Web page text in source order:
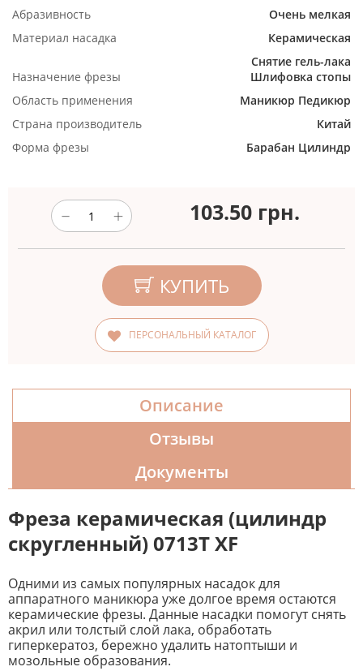
Абразивность
Очень мелкая
Материал насадка
Керамическая
Назначение фрезы
Снятие гель-лака
Шлифовка стопы
Область применения
Маникюр Педикюр
Страна производитель
Китай
Форма фрезы
Барабан Цилиндр
103.50 грн.
КУПИТЬ
ПЕРСОНАЛЬНЫЙ КАТАЛОГ
Описание
Отзывы
Документы
Фреза керамическая (цилиндр
скругленный) 0713T ХF
Одними из самых популярных насадок для
аппаратного маникюра уже долгое время остаются
керамические фрезы. Данные насадки помогут снять
акрил или толстый слой лака, обработать
гиперкератоз, бережно удалить натоптыши и
мозольные образования.